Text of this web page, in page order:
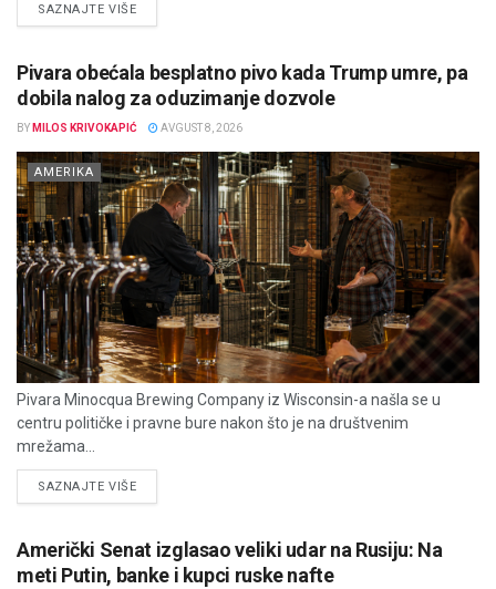
SAZNAJTE VIŠEDETAILS
Pivara obećala besplatno pivo kada Trump umre, pa
dobila nalog za oduzimanje dozvole
BY MILOS KRIVOKAPIĆ AVGUST 8, 2026
AMERIKA
Pivara Minocqua Brewing Company iz Wisconsin-a našla se u
centru političke i pravne bure nakon što je na društvenim
mrežama...
SAZNAJTE VIŠEDETAILS
Američki Senat izglasao veliki udar na Rusiju: Na
meti Putin, banke i kupci ruske nafte